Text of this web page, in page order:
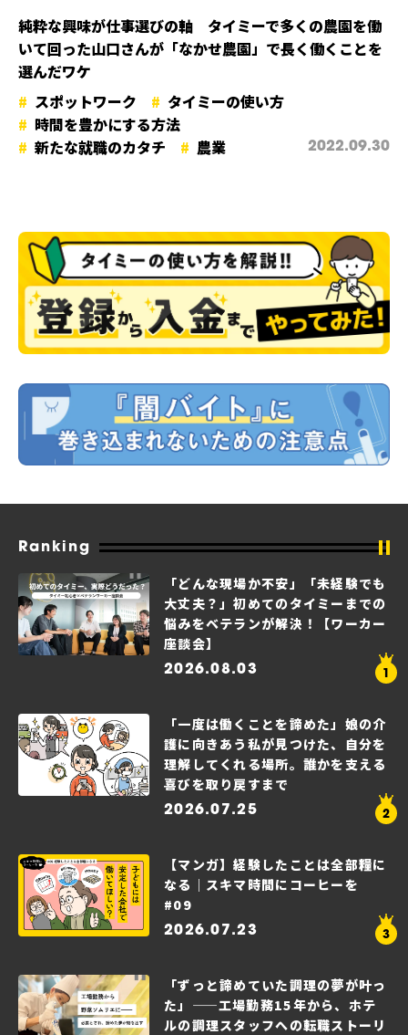
純粋な興味が仕事選びの軸 タイミーで多くの農園を働
いて回った山口さんが「なかせ農園」で長く働くことを
選んだワケ
スポットワーク
タイミーの使い方
時間を豊かにする方法
新たな就職のカタチ
農業 2022.09.30
Ranking
「どんな現場か不安」「未経験でも
大丈夫？」初めてのタイミーまでの
悩みをベテランが解決！【ワーカー
座談会】
2026.08.03
「一度は働くことを諦めた」娘の介
護に向きあう私が見つけた、自分を
理解してくれる場所。誰かを支える
喜びを取り戻すまで
2026.07.25
【マンガ】経験したことは全部糧に
なる｜スキマ時間にコーヒーを
#09
2026.07.23
「ずっと諦めていた調理の夢が叶っ
た」——工場勤務15年から、ホテ
ルの調理スタッフへの転職ストーリ